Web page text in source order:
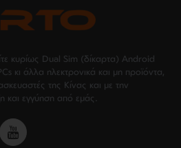
κυρίως Dual Sim (δίκαρτα) Android
κι άλλα ηλεκτρονικά και μη προϊόντα,
της Κίνας και με την
και εγγύηση από εμάς.